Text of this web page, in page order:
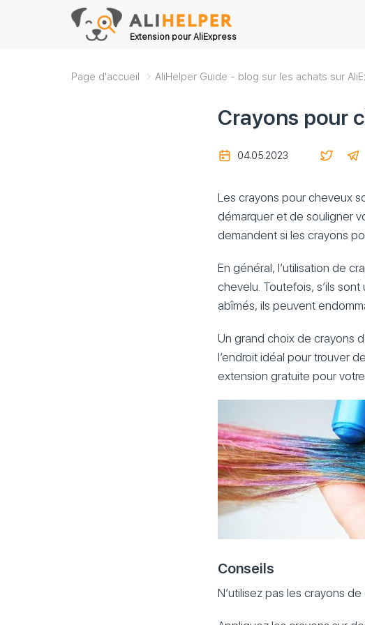
Extension pour AliExpress
Page d'accueil AliHelper Guide - blog sur les achats sur
Crayons pour
04.05.2023
Les crayons pour cheveux
démarquer et de souligner
demandent si les crayons
En général, l’utilisation de
chevelu. Toutefois, s’ils
abîmés, ils peuvent
Un grand choix de crayons
l’endroit idéal pour trouver
extension gratuite pour
Conseils
N’utilisez pas les crayons